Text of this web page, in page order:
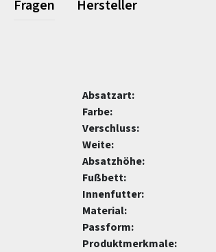
Fragen Hersteller
Absatzart:
Farbe:
Verschluss:
Weite:
Absatzhöhe:
Fußbett:
Innenfutter:
Material:
Passform:
Produktmerkmale: